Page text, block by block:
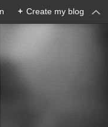
+ Create my blog